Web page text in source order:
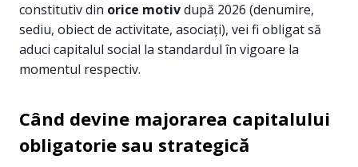
constitutiv din orice motivdupă 2026 (denumire,
sediu, obiect de activitate, asociați), vei fi obligat să
aduci capitalul social la standardul în vigoare la
momentul respectiv.
Când devine majorarea capitalului
obligatorie sau strategică